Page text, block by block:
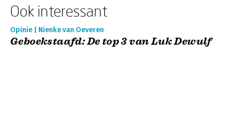
Ook interessant
Opinie | Nienke van Oeveren
Geboekstaafd: De top 3 van Luk Dewulf